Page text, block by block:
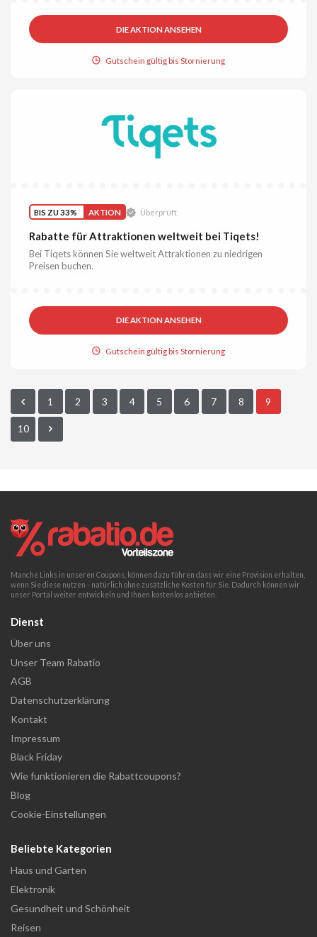
DIE AKTION ANSEHEN
Gutschein gültig bis Stornierung
BIS ZU 33% AKTION Überprüft
Rabatte für Attraktionen weltweit bei Tiqets!
Bei Tiqets können Sie weltweit Attraktionen zu niedrigen
Preisen buchen.
DIE AKTION ANSEHEN
Gutschein gültig bis Stornierung
1 2 3 4 5 6 7 8 9
10
Manche Links in unseren Coupons, können dazu führen dass wir eine Provision erhalten,
wenn Sie diese nutzen - natürlich ohne zusätzliche Kosten für Sie. Dadurch können wir
unser Portal weiter entwickeln und Ihnen kostenlos anbieten.
Dienst
Über uns
Unser Team Rabatio
AGB
Datenschutzerklärung
Kontakt
Impressum
Black Friday
Wie funktionieren die Rabattcoupons?
Blog
Cookie-Einstellungen
Beliebte Kategorien
Haus und Garten
Elektronik
Gesundheit und Schönheit
Reisen